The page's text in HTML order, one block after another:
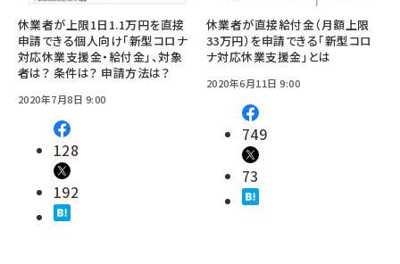
休業者が上限1日1.1万円を直接
申請できる個人向け「新型コロナ
対応休業支援金・給付金」、対象
者は？ 条件は？ 申請方法は？
2020年7月8日 9:00
128
192
休業者が直接給付金（月額上限
33万円）を申請できる「新型コロ
ナ対応休業支援金」とは
2020年6月11日 9:00
749
73